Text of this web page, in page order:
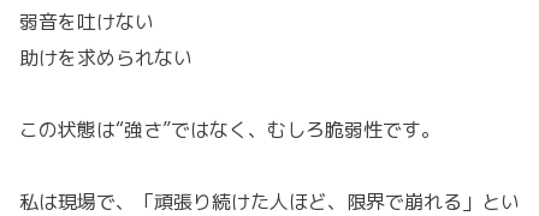
弱音を吐けない
助けを求められない
この状態は“強さ”ではなく、むしろ脆弱性です。
私は現場で、「頑張り続けた人ほど、限界で崩れる」とい